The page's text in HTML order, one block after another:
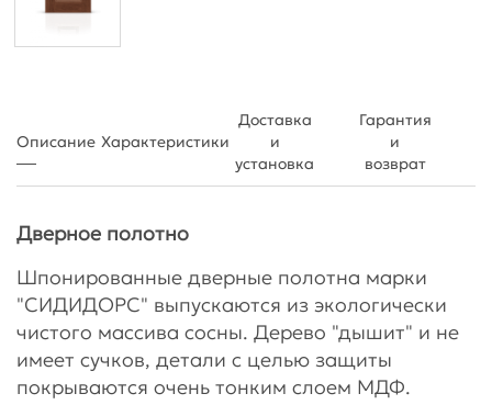
Описание Характеристики
Доставка
и
установка
Гарантия
и
возврат
Дверное полотно
Шпонированные дверные полотна марки
"СИДИДОРС" выпускаются из экологически
чистого массива сосны. Дерево "дышит" и не
имеет сучков, детали с целью защиты
покрываются очень тонким слоем МДФ.